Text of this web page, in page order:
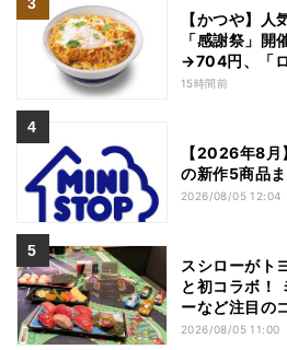
【かつや】
「感謝祭」
→704円、「
→748円に - 8
15時間前
【2026年8
の新作5商品
2026/08/05 12:04
スシローがト
と初コラボ！
ーなど注目の
2026/08/05 11:00